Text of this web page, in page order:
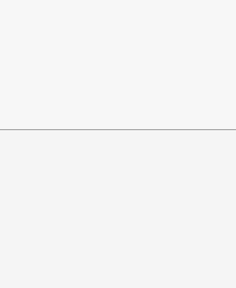
Leaf Oil, Citrus Aurantium
Officinalis Leaf Oil,
Recutita Flower
Lactobacillus Ferment, Asiatic